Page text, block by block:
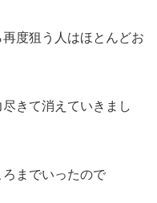
度狙う人はほとんどお
きて消えていきまし
までいったので